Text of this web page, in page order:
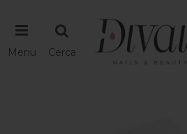
Menu Cerca